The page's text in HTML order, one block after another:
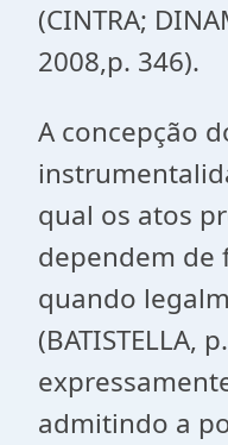
(CINTRA;
2008,p. 346).
A concepção
qual os atos
dependem de
quando
(BATISTELLA,
admitindo a